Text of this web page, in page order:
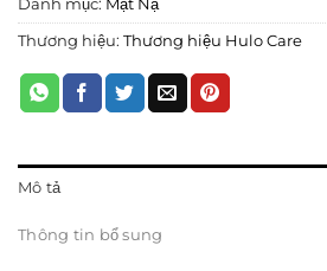
Danh mục: Mặt Nạ
Thương hiệu: Thương hiệu Hulo Care
Mô tả
Thông tin bổ sung